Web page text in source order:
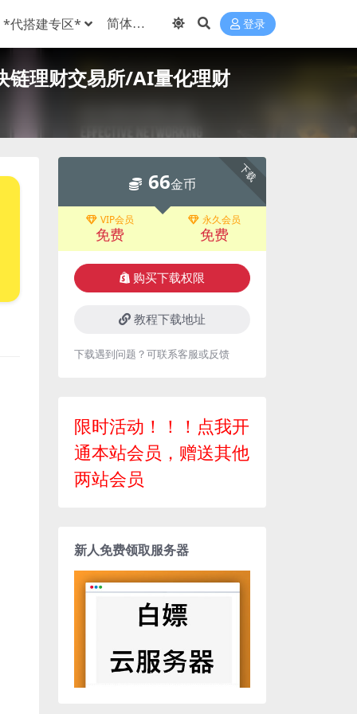
*代搭建专区* 登录
链理财交易所/AI量化理财
下载
66金币
VIP会员
免费
永久会员
免费
购买下载权限
教程下载地址
下载遇到问题？可联系客服或反馈
限时活动！！！点我开
通本站会员，赠送其他
两站会员
新人免费领取服务器